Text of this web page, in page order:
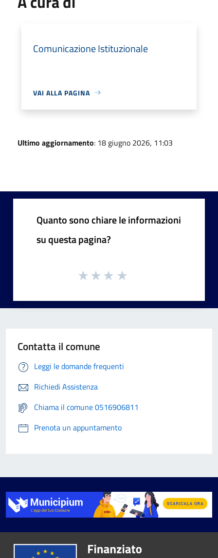
Comunicazione Istituzionale
VAI ALLA PAGINA
Ultimo aggiornamento: 18 giugno 2026, 11:03
Quanto sono chiare le informazioni
su questa pagina?
Contatta il comune
Leggi le domande frequenti
Richiedi Assistenza
Chiama il comune 0516906811
Prenota un appuntamento